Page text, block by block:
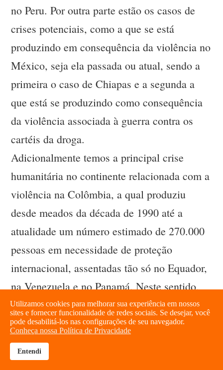
no Peru. Por outra parte estão os casos de
crises potenciais, como a que se está
produzindo em consequência da violência no
México, seja ela passada ou atual, sendo a
primeira o caso de Chiapas e a segunda a
que está se produzindo como consequência
da violência associada à guerra contra os
cartéis da droga.
Adicionalmente temos a principal crise
humanitária no continente relacionada com a
violência na Colômbia, a qual produziu
desde meados da década de 1990 até a
atualidade um número estimado de 270.000
pessoas em necessidade de proteção
internacional, assentadas tão só no Equador,
na Venezuela e no Panamá. Neste sentido,
também é preciso fazer menção da crise
humanitária que se vive no Haiti e que tem
conduzido a um dramático aumento no fluxo
de haitianos para a República Dominicana e
brightness_high
Utilizamos cookies para melhorar sua experiência em nossos
sites e fornecer funcionalidade de redes sociais. Se desejar, você
pode desabilitá-los nas configurações de seu navegador.
Conheça nossa Política de Privacidade
Entendi